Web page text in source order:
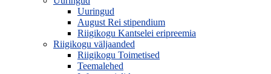
Uuringud
August Rei stipendium
Riigikogu Kantselei eripreemia
Riigikogu väljaanded
Riigikogu Toimetised
Teemalehed